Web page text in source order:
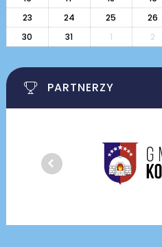
23
24 25 26
30
31 1 2
PARTNERZY